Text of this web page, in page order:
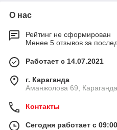
О нас
Рейтинг не сформирован
Менее 5 отзывов за
Работает с 14.07.2021
г. Караганда
Аманжолова 69,
Контакты
Сегодня работает с